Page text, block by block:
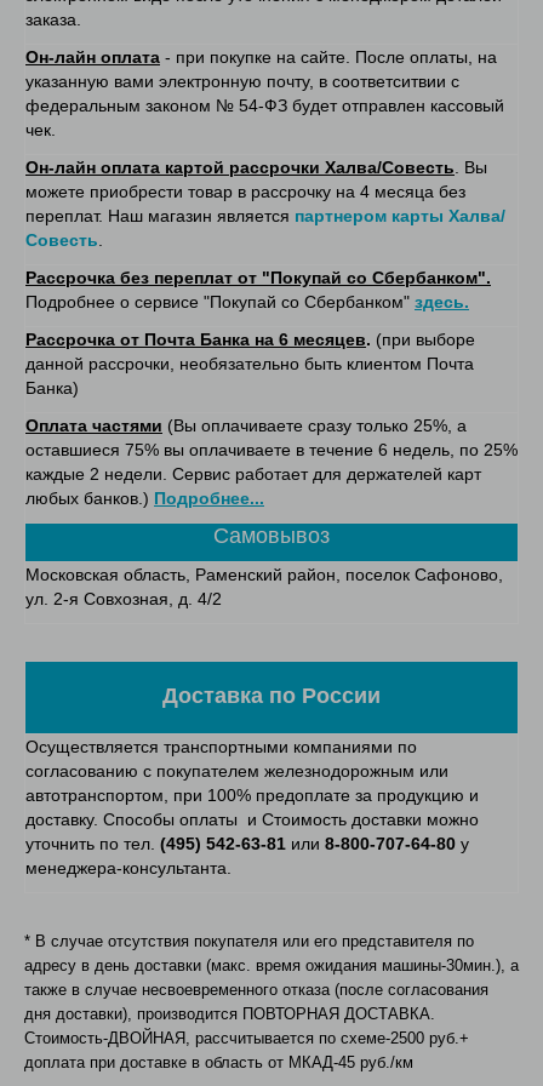
заказа.
Он-лайн оплата - при покупке на сайте. После оплаты, на
указанную вами электронную почту, в соответситвии с
федеральным законом № 54-ФЗ будет отправлен кассовый
чек.
Он-лайн оплата картой рассрочки Халва/Совесть . Вы
можете приобрести товар в рассрочку на 4 месяца без
переплат. Наш магазин является партнером карты Халва/
Совесть
Рассрочка без переплат от "Покупай со Сбербанком".
Подробнее о сервисе "Покупай со Сбербанком" здесь.
Рассрочка от Почта Банка на 6 месяцев. (при выборе
данной рассрочки, необязательно быть клиентом Почта
Банка)
Оплата частями (Вы оплачиваете сразу только 25%, а
оставшиеся 75% вы оплачиваете в течение 6 недель, по 25%
каждые 2 недели. Сервис работает для держателей карт
любых банков.) Подробнее...
Самовывоз
Московская область, Раменский район, поселок Сафоново,
ул. 2-я Совхозная, д. 4/2
Доставка по России
Осуществляется транспортными компаниями по
согласованию с покупателем железнодорожным или
автотранспортом, при 100% предоплате за продукцию и
доставку. Способы оплаты и Стоимость доставки можно
уточнить по тел. (495) 542-63-81 или 8-800-707-64-80 у
менеджера-консультанта.
* В случае отсутствия покупателя или его представителя по
адресу в день доставки (макс. время ожидания машины-30мин.), а
также в случае несвоевременного отказа (после согласования
дня доставки), производится ПОВТОРНАЯ ДОСТАВКА.
Стоимость-ДВОЙНАЯ, рассчитывается по схеме-2500 руб.+
доплата при доставке в область от МКАД-45 руб./км